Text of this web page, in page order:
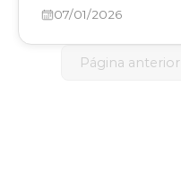
07/01/2026
Página anterior